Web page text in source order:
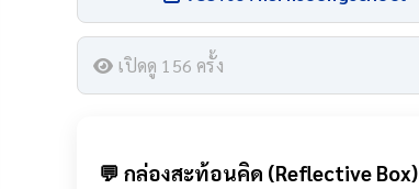
เปิดดู 156 ครั้ง
💬 กล่องสะท้อนคิด (Reflective Box)